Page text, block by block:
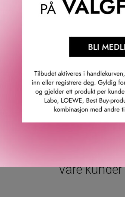
· Gjør porene mindre
· Egnet for kombinert til fet hud
94* av kvinnene opplevde at
* Forbrukertest – 107 kvinner –
GTIN: 3666057217296
Våre